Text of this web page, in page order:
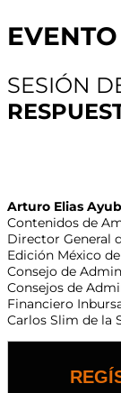
SESIÓN
Arturo Elias Ayub
Contenidos de
Director General
Edición México
Consejo de
Consejos de
Financiero
Carlos Slim de la